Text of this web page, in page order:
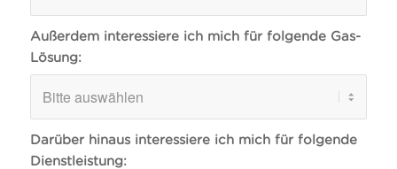
Außerdem interessiere ich mich für folgende Gas-
Lösung:
Darüber hinaus interessiere ich mich für folgende
Dienstleistung: